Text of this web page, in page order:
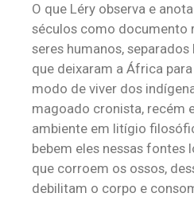
O que Léry observa e
séculos como documento
seres humanos,
que deixaram a África
modo de viver dos
magoado cronista, recém
ambiente em litígio
bebem eles nessas fontes
que corroem os ossos,
debilitam o corpo e